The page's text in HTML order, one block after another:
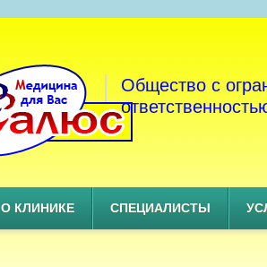
Общество с
О КЛИНИКЕ СПЕЦИАЛИСТЫ